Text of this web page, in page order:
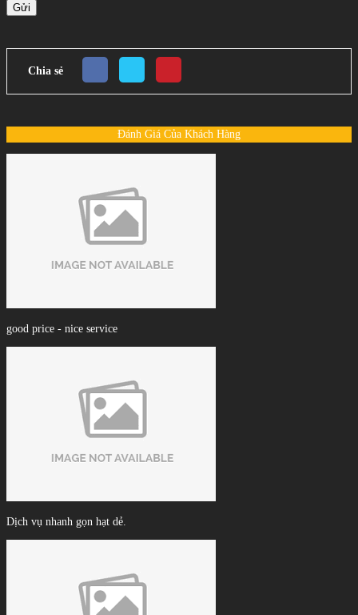
Gửi
Chia sẻ
Đánh Giá Của Khách Hàng
good price - nice service
Dịch vụ nhanh gọn hạt dẻ.